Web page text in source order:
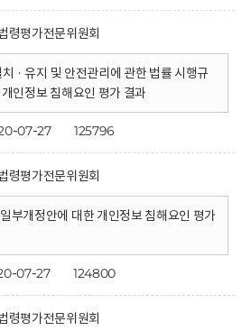
령평가전문위원회
치 · 유지 및 안전관리에 관한 법률 시행규
인정보 침해요인 평가 결과
07-27 125796
령평가전문위원회
부개정안에 대한 개인정보 침해요인 평가
07-27 124800
령평가전문위원회